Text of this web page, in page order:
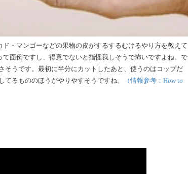
・マンゴーなどの果物の皮がするするむけるやり方を教えて
て面倒ですし、得意でないと指怪我しそうで怖いですよね。で
そうです。最初に半分にカットしたあと、使うのはコップだ
るもののほうがやりやすそうですね。
（情報参考：How to